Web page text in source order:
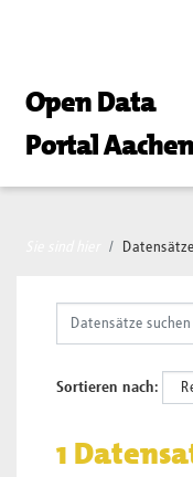
Open Data
Portal Aachen
Datensätze
Sortieren nach
1